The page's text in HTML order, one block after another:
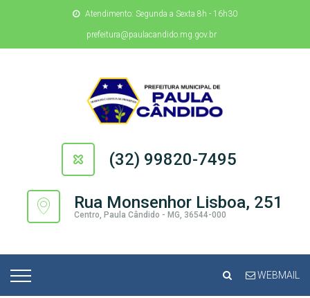
Atendimento: Segunda a Sexta 8h - 16h30
prefeitura@paulacandido.mg.gov.br
(32) 99820-7495
Rua Monsenhor Lisboa, 251
Centro, Paula Cândido - MG, 36544-000
WEBMAIL